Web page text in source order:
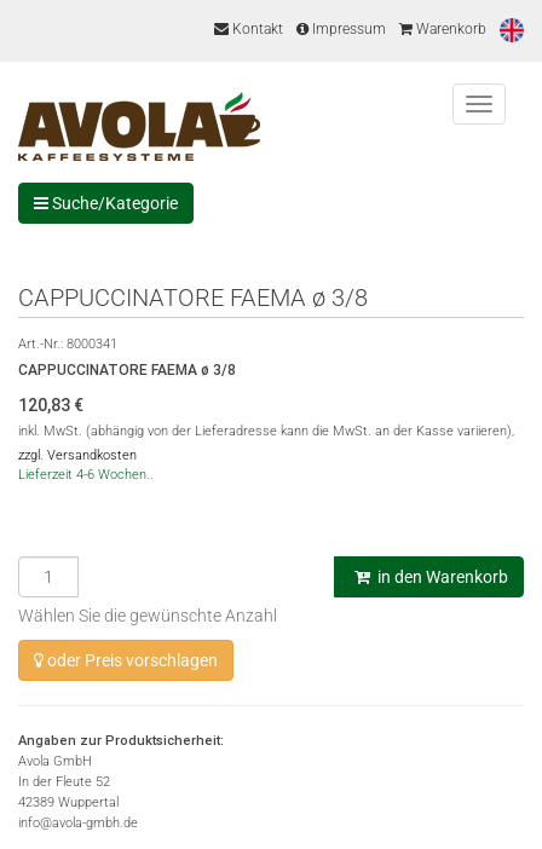
Kontakt Impressum Warenkorb
Menu
Suche/Kategorie
CAPPUCCINATORE FAEMA ø 3/8
Art.-Nr.: 8000341
CAPPUCCINATORE FAEMA ø 3/8
120,83 €
inkl. MwSt. (abhängig von der Lieferadresse kann die MwSt. an der Kasse variieren),
zzgl. Versandkosten
Lieferzeit 4-6 Wochen..
in den Warenkorb
Wählen Sie die gewünschte Anzahl
oder Preis vorschlagen
Angaben zur Produktsicherheit:
Avola GmbH
In der Fleute 52
42389 Wuppertal
info@avola-gmbh.de